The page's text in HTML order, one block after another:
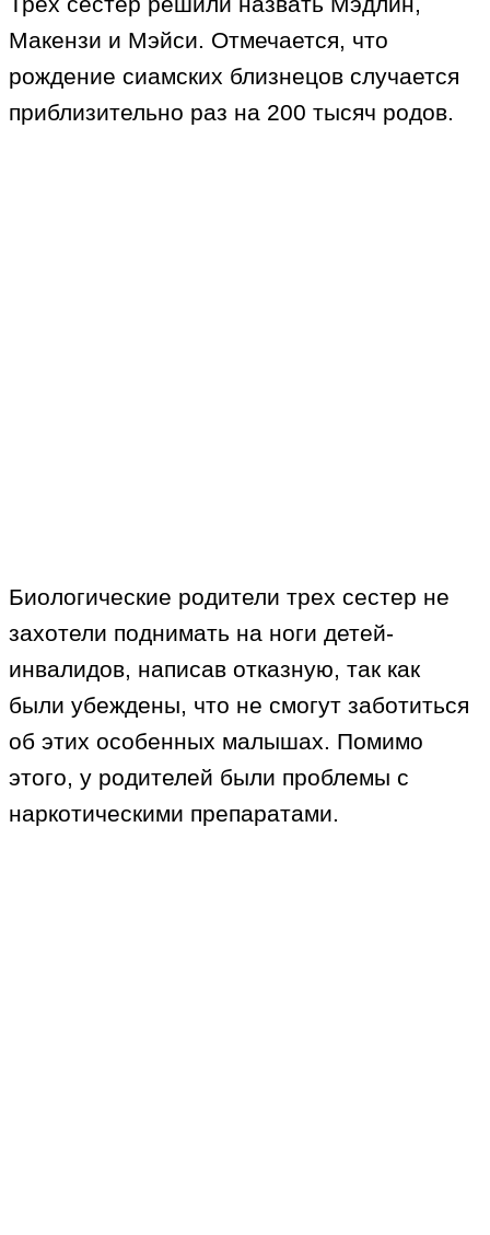
Макензи и Мэйси. Отмечается, что
рождение сиамских близнецов случается
приблизительно раз на 200 тысяч родов.
Биологические родители трех сестер не
захотели поднимать на ноги детей-
инвалидов, написав отказную, так как
были убеждены, что не смогут заботиться
об этих особенных малышах. Помимо
этого, у родителей были проблемы с
наркотическими препаратами.